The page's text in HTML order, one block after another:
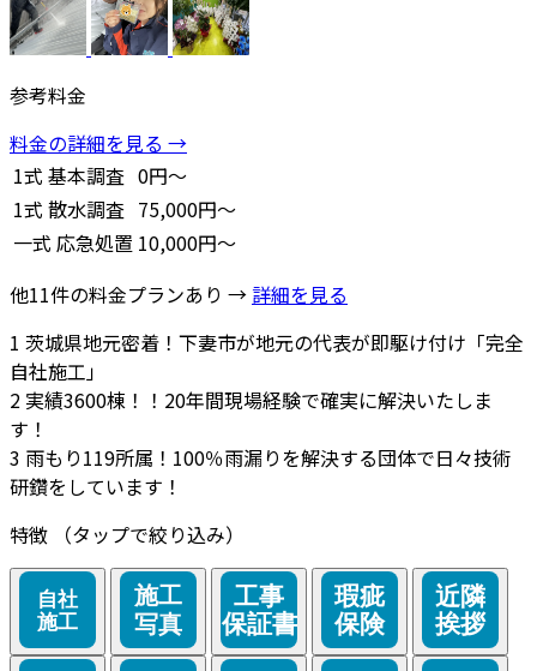
参考料金
料金の詳細を見る →
1式 基本調査 0円～
1式 散水調査 75,000円～
一式 応急処置 10,000円～
他11件の料金プランあり → 詳細を見る
1 茨城県地元密着！下妻市が地元の代表が即駆け付け「完全
自社施工」
2 実績3600棟！！20年間現場経験で確実に解決いたしま
す！
3 雨もり119所属！100％雨漏りを解決する団体で日々技術
研鑽をしています！
特徴
（タップで絞り込み）